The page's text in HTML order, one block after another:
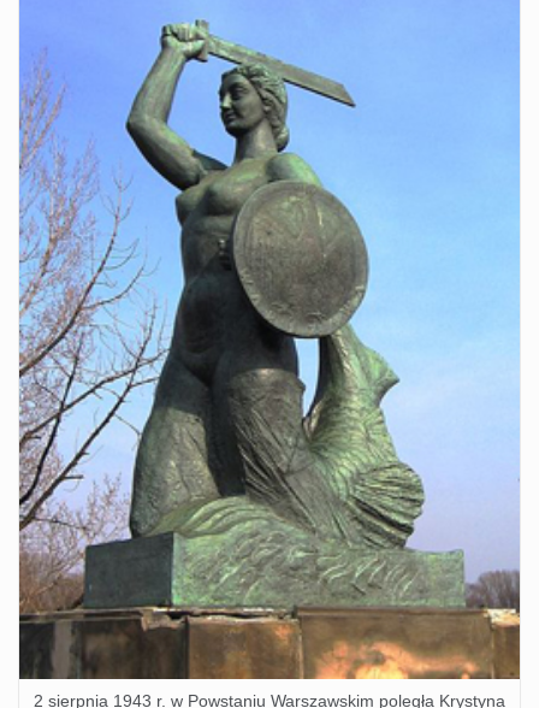
2 sierpnia 1943 r. w Powstaniu Warszawskim poległa Krystyna